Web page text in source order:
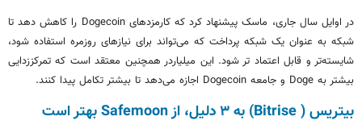
در اوایل سال جاری، ماسک پیشنهاد کرد که کارمزدهای Dogecoin را کاهش دهد تا
شبکه به عنوان یک شبکه پرداخت که می‌تواند برای نیازهای روزمره استفاده شود،
شایسته‌تر و قابل اعتماد تر شود. این میلیاردر همچنین معتقد است که تمرکززدایی
بیشتر به Doge و جامعه Dogecoin اجازه می‌دهد تا بیشتر تکامل پیدا کنند.
بیتریس ( Bitrise) به ۳ دلیل، از Safemoon بهتر است